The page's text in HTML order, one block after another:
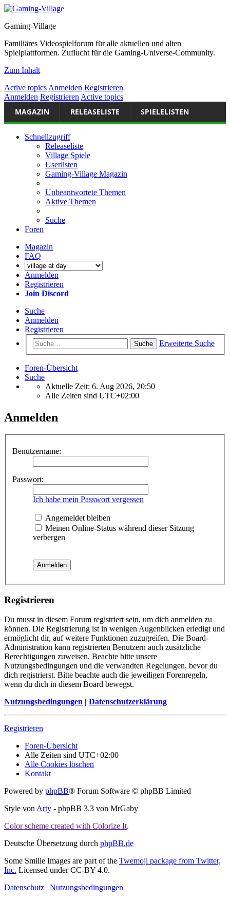
Gaming-Village
Familiäres Videospielforum für alle aktuellen und alten
Spielplattformen. Zuflucht für die Gaming-Universe-Community.
Zum Inhalt
Active topics Anmelden Registrieren
Anmelden Registrieren Active topics
MAGAZIN RELEASELISTE SPIELELISTEN
Schnellzugriff
Releaseliste
Village Spiele
Userlisten
Gaming-Village Magazin
Unbeantwortete Themen
Aktive Themen
Suche
Foren
Magazin
FAQ
Anmelden
Registrieren
Join Discord
Suche
Anmelden
Registrieren
Suche Erweiterte Suche
Foren-Übersicht
Suche
Aktuelle Zeit: 6. Aug 2026, 20:50
Alle Zeiten sind UTC+02:00
Anmelden
Benutzername:
Passwort:
Ich habe mein Passwort vergessen
Angemeldet bleiben
Meinen Online-Status während dieser Sitzung
verbergen
Registrieren
Du musst in diesem Forum registriert sein, um dich anmelden zu
können. Die Registrierung ist in wenigen Augenblicken erledigt und
ermöglicht dir, auf weitere Funktionen zuzugreifen. Die Board-
Administration kann registrierten Benutzern auch zusätzliche
Berechtigungen zuweisen. Beachte bitte unsere
Nutzungsbedingungen und die verwandten Regelungen, bevor du
dich registrierst. Bitte beachte auch die jeweiligen Forenregeln,
wenn du dich in diesem Board bewegst.
Nutzungsbedingungen | Datenschutzerklärung
Registrieren
Foren-Übersicht
Alle Zeiten sind UTC+02:00
Alle Cookies löschen
Kontakt
Powered by phpBB® Forum Software © phpBB Limited
Style vonArty - phpBB 3.3 von MrGaby
Color scheme created with Colorize It.
Deutsche Übersetzung durch phpBB.de
Some Smilie Images are part of the Twemoji package from Twitter,
Inc. Licensed under CC-BY 4.0.
Datenschutz | Nutzungsbedingungen